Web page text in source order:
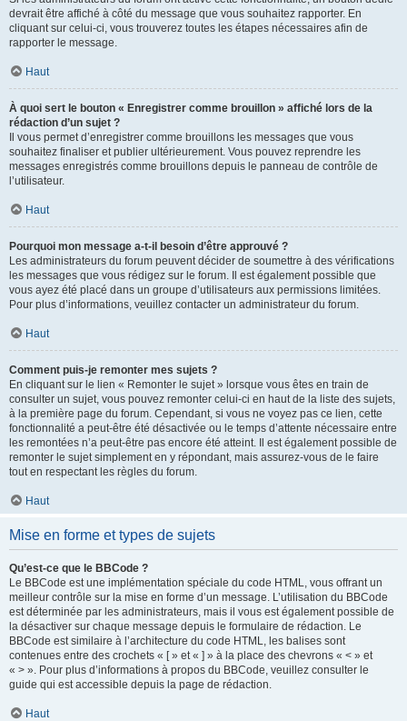
devrait être affiché à côté du message que vous souhaitez rapporter. En
cliquant sur celui-ci, vous trouverez toutes les étapes nécessaires afin de
rapporter le message.
Haut
À quoi sert le bouton « Enregistrer comme brouillon » affiché lors de la
rédaction d’un sujet ?
Il vous permet d’enregistrer comme brouillons les messages que vous
souhaitez finaliser et publier ultérieurement. Vous pouvez reprendre les
messages enregistrés comme brouillons depuis le panneau de contrôle de
l’utilisateur.
Haut
Pourquoi mon message a-t-il besoin d’être approuvé ?
Les administrateurs du forum peuvent décider de soumettre à des vérifications
les messages que vous rédigez sur le forum. Il est également possible que
vous ayez été placé dans un groupe d’utilisateurs aux permissions limitées.
Pour plus d’informations, veuillez contacter un administrateur du forum.
Haut
Comment puis-je remonter mes sujets ?
En cliquant sur le lien « Remonter le sujet » lorsque vous êtes en train de
consulter un sujet, vous pouvez remonter celui-ci en haut de la liste des sujets,
à la première page du forum. Cependant, si vous ne voyez pas ce lien, cette
fonctionnalité a peut-être été désactivée ou le temps d’attente nécessaire entre
les remontées n’a peut-être pas encore été atteint. Il est également possible de
remonter le sujet simplement en y répondant, mais assurez-vous de le faire
tout en respectant les règles du forum.
Haut
Mise en forme et types de sujets
Qu’est-ce que le BBCode ?
Le BBCode est une implémentation spéciale du code HTML, vous offrant un
meilleur contrôle sur la mise en forme d’un message. L’utilisation du BBCode
est déterminée par les administrateurs, mais il vous est également possible de
la désactiver sur chaque message depuis le formulaire de rédaction. Le
BBCode est similaire à l’architecture du code HTML, les balises sont
contenues entre des crochets « [ » et « ] » à la place des chevrons « < » et
« > ». Pour plus d’informations à propos du BBCode, veuillez consulter le
guide qui est accessible depuis la page de rédaction.
Haut